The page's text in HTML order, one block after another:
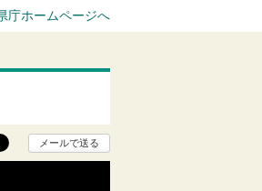
庁ホームページへ
メールで送る